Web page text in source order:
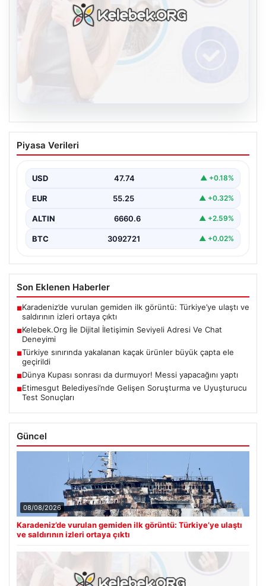
Kelebek.Org İle Dijital İletişimin Seviyeli
Adresi Ve Chat Deneyimi
kurması ciddi bir önem taşımaktadır. Halen birçok…
Piyasa Verileri
USD 47.74 ▲ +0.18%
EUR 55.25 ▲ +0.32%
ALTIN 6660.6 ▲ +2.59%
BTC 3092721 ▲ +0.02%
Son Eklenen Haberler
■Karadeniz’de vurulan gemiden ilk görüntü: Türkiye’ye ulaştı ve
saldırının izleri ortaya çıktı
■Kelebek.Org İle Dijital İletişimin Seviyeli Adresi Ve Chat
Deneyimi
■Türkiye sınırında yakalanan kaçak ürünler büyük çapta ele
geçirildi
■Dünya Kupası sonrası da durmuyor! Messi yapacağını yaptı
■Etimesgut Belediyesi’nde Gelişen Soruşturma ve Uyuşturucu
Test Sonuçları
Güncel
08/08/2026
Karadeniz’de vurulan gemiden ilk görüntü: Türkiye’ye ulaştı
ve saldırının izleri ortaya çıktı